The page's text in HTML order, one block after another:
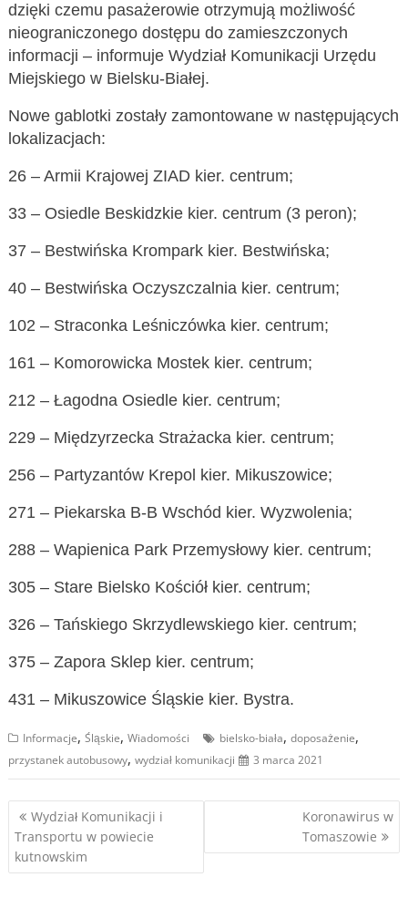
dzięki czemu pasażerowie otrzymują możliwość
nieograniczonego dostępu do zamieszczonych
informacji – informuje Wydział Komunikacji Urzędu
Miejskiego w Bielsku-Białej.
Nowe gablotki zostały zamontowane w następujących
lokalizacjach:
26 – Armii Krajowej ZIAD kier. centrum;
33 – Osiedle Beskidzkie kier. centrum (3 peron);
37 – Bestwińska Krompark kier. Bestwińska;
40 – Bestwińska Oczyszczalnia kier. centrum;
102 – Straconka Leśniczówka kier. centrum;
161 – Komorowicka Mostek kier. centrum;
212 – Łagodna Osiedle kier. centrum;
229 – Międzyrzecka Strażacka kier. centrum;
256 – Partyzantów Krepol kier. Mikuszowice;
271 – Piekarska B-B Wschód kier. Wyzwolenia;
288 – Wapienica Park Przemysłowy kier. centrum;
305 – Stare Bielsko Kościół kier. centrum;
326 – Tańskiego Skrzydlewskiego kier. centrum;
375 – Zapora Sklep kier. centrum;
431 – Mikuszowice Śląskie kier. Bystra.
Informacje,Śląskie,Wiadomości bielsko-biała,doposażenie,
przystanek autobusowy,wydział komunikacji 3 marca 2021
Nawigacja
wpisu
Wydział Komunikacji i
Transportu w powiecie
kutnowskim
Koronawirus w
Tomaszowie